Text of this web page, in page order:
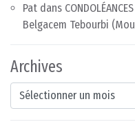
Pat dans
Belgacem Tebourbi
Archives
Archives